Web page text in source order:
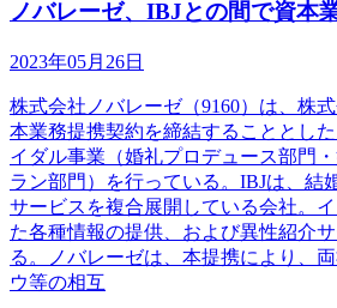
ノバレーゼ、IBJとの間で資本
2023年05月26日
株式会社ノバレーゼ（9160）は、株
本業務提携契約を締結することとし
イダル事業（婚礼プロデュース部門
ラン部門）を行っている。IBJは、結
サービスを複合展開している会社。
た各種情報の提供、および異性紹介
る。ノバレーゼは、本提携により、
ウ等の相互